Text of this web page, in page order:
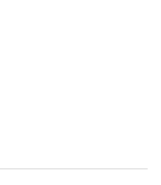
a nebol
a schválenie